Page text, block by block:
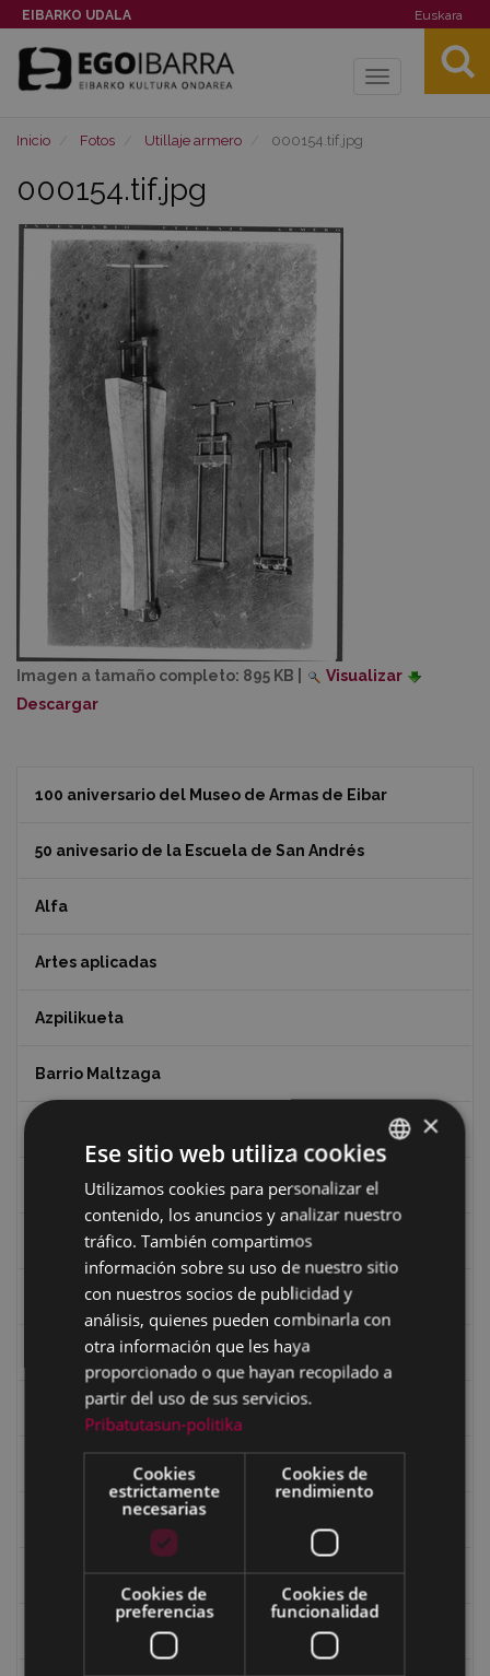
EIBARKO UDALA Euskara
Toggle
Inicio Fotos Utillaje armero 000154.tif.jpg
000154.tif.jpg
Imagen a tamaño completo: 895 KB
Visualizar
Descargar
100 aniversario del Museo de Armas de Eibar
50 anivesario de la Escuela de San Andrés
Alfa
Artes aplicadas
Azpilikueta
Barrio Maltzaga
Ciclismo
Ciclismo "A rueda"
Dibujos de Julen Zabaleta
Eibar desde el aire
Eibartarren ahotan
Fondo Bolumburu
Fondo Carlos Narbaiza
BASQUE
SPANISH
×
Ese sitio web utiliza cookies
Utilizamos cookies para personalizar el
contenido, los anuncios y analizar nuestro
tráfico. También compartimos
información sobre su uso de nuestro sitio
con nuestros socios de publicidad y
análisis, quienes pueden combinarla con
otra información que les haya
proporcionado o que hayan recopilado a
partir del uso de sus servicios.
Pribatutasun-politika
Cookies
estrictamente
necesarias
Cookies de
rendimiento
Cookies de
preferencias
Cookies de
funcionalidad